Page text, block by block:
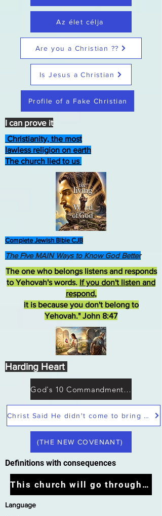
Az élet célja
Are you a Christian ??
Is Jesus a Christian
Profile of a Fake Christian
Language
Christianity, the most
lawless religion on earth
The church lied to us
Christ Said He didn't come to bring peace but a sword
This church will go through the tribulation
Complete Jewish Bible CJB
God's 10 Commandments not Moses
Definitions with consequences
The one who belongs listens and responds
to Yehovah's words. If you don't listen and
respond,
it is because you don't belong to
Yehovah." John 8:47
(THE NEW COVENANT)
The Five MAIN Ways to Know God Better
Harding Heart
I can prove it